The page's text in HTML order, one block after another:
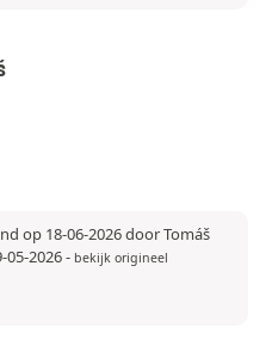
op 18-06-2026 door Tomáš
2026- bekijk origineel